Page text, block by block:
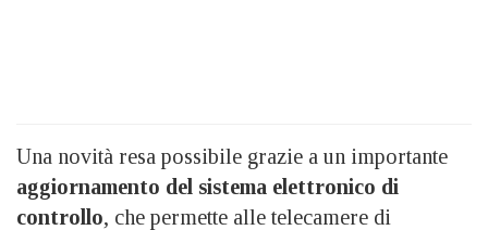
Una novità resa possibile grazie a un importante
aggiornamento del sistema elettronico di
controllo, che permette alle telecamere di